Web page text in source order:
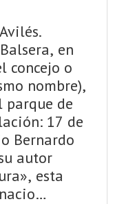
en
concejo o
nombre),
parque de
17 de
Bernardo
autor
esta